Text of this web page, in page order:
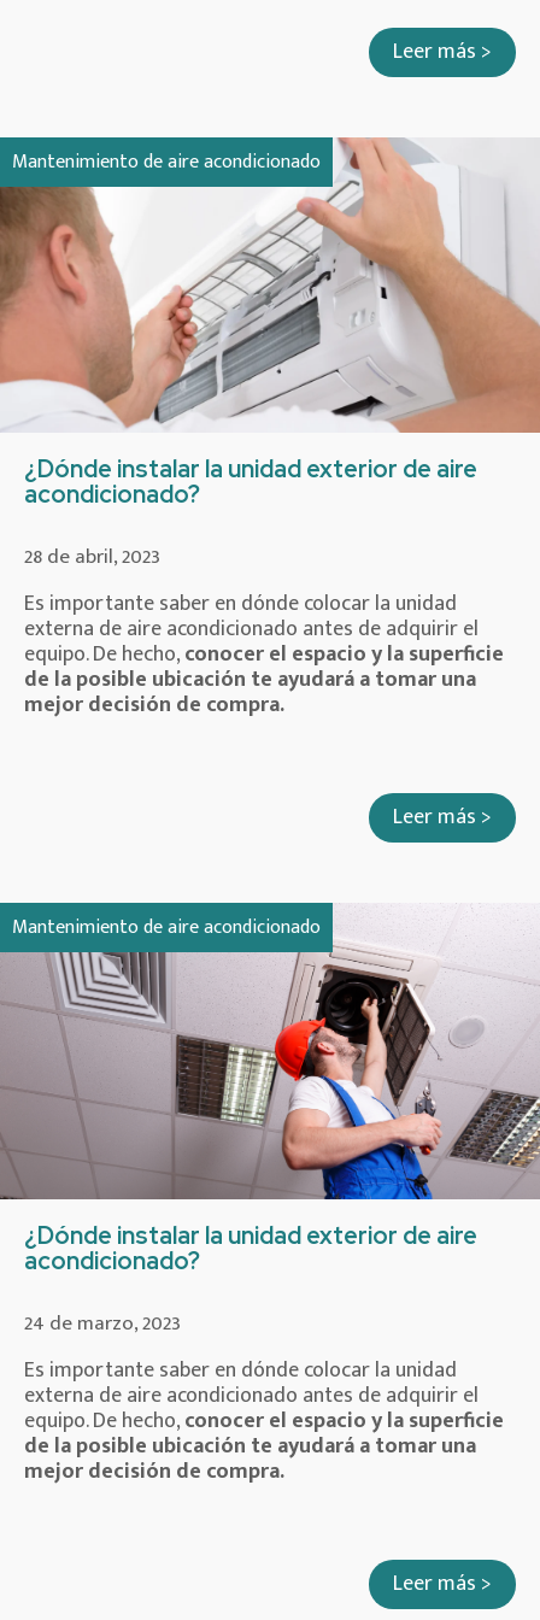
Leer más >
Mantenimiento de aire acondicionado
¿Dónde instalar la unidad exterior de aire
acondicionado?
28 de abril, 2023
Es importante saber en dónde colocar la unidad
externa de aire acondicionado antes de adquirir el
equipo. De hecho,conocer el espacio y la superficie
de la posible ubicación te ayudará a tomar una
mejor decisión de compra.
Leer más >
Mantenimiento de aire acondicionado
¿Dónde instalar la unidad exterior de aire
acondicionado?
24 de marzo, 2023
Es importante saber en dónde colocar la unidad
externa de aire acondicionado antes de adquirir el
equipo. De hecho,conocer el espacio y la superficie
de la posible ubicación te ayudará a tomar una
mejor decisión de compra.
Leer más >